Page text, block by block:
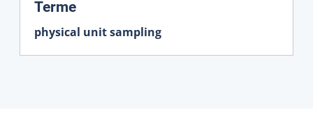
Terme:
physical unit sampling